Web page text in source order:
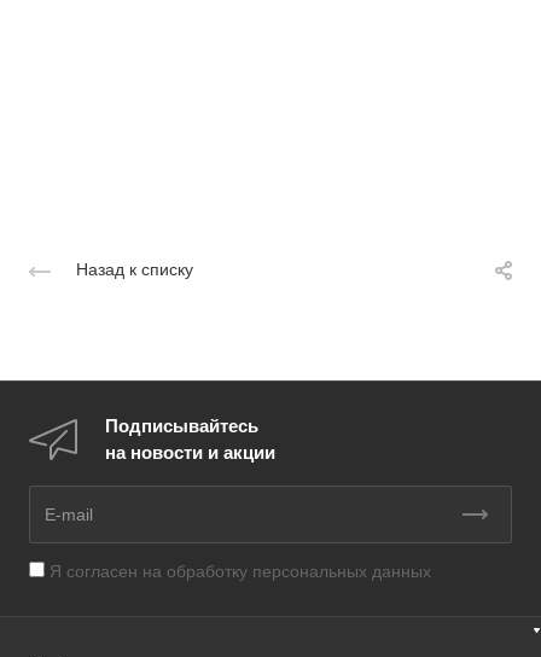
Назад к списку
Подписывайтесь
на новости и акции
Я согласен на обработку персональных данных